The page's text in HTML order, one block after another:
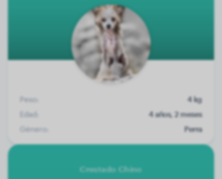
Peso:
4 kg
Edad:
4 años, 2 meses
Género:
Perra
Crestado Chino